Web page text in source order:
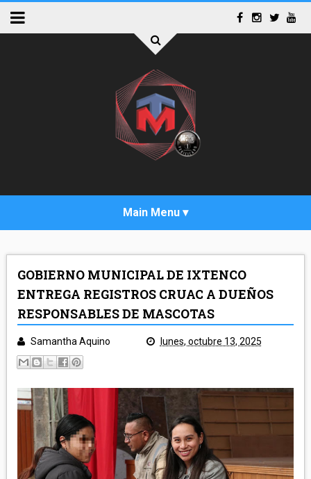
POLICÍA Y NOTA ROJA
SALUD
EDUCACIÓN
ECONOMÍA
CAMPO
ARTE Y CULTURA
TURISMO
TLAXCALA
LEGISLATIVO
JUDICIAL
MUNICIPIOS
CAPITAL
GOBIERNO MUNICIPAL DE IXTENCO
ENTREGA REGISTROS CRUAC A DUEÑOS
RESPONSABLES DE MASCOTAS
Samantha Aquino lunes, octubre 13, 2025